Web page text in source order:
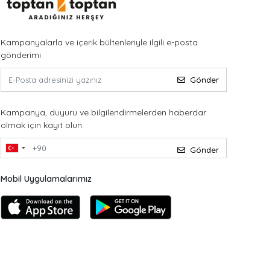
Kampanyalarla ve içerik bültenleriyle ilgili e-posta
gönderimi
Gönder
Kampanya, duyuru ve bilgilendirmelerden haberdar
olmak için kayıt olun.
Gönder
Mobil Uygulamalarımız